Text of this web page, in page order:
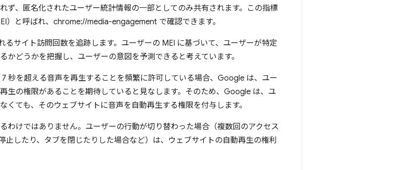
ず、匿名化されたユーザー統計情報の一部としてのみ共有されます。この指標
）と呼ばれ、chrome://media-engagement で確認できます。
るサイト訪問回数を追跡します。ユーザーの MEI に基づいて、ユーザーが特定
かどうかを把握し、ユーザーの意図を予測できると考えています。
秒を超える音声を再生することを頻繁に許可している場合、Google は、ユー
生の権限があることを期待していると見なします。そのため、Google は、ユ
くても、そのウェブサイトに音声を自動再生する権限を付与します。
わけではありません。ユーザーの行動が切り替わった場合（複数回のアクセス
止したり、タブを閉じたりした場合など）は、ウェブサイトの自動再生の権利